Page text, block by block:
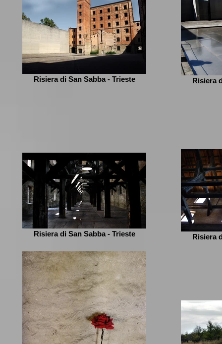
Risiera di San Sabba - Trieste Risiera
Risiera di San Sabba - Trieste Risiera